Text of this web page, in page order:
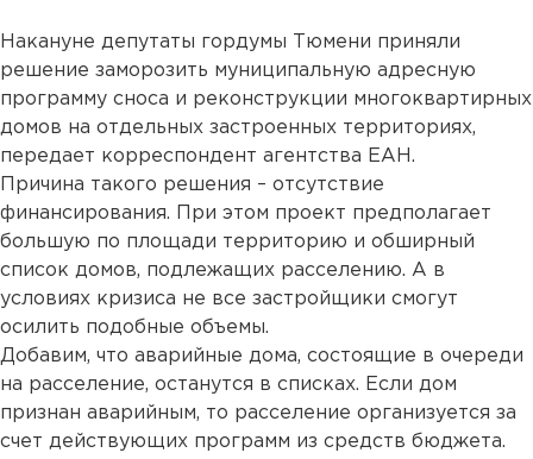
Накануне депутаты гордумы Тюмени приняли
решение заморозить муниципальную адресную
программу сноса и реконструкции многоквартирных
домов на отдельных застроенных территориях,
передает корреспондент агентства ЕАН.
Причина такого решения – отсутствие
финансирования. При этом проект предполагает
большую по площади территорию и обширный
список домов, подлежащих расселению. А в
условиях кризиса не все застройщики смогут
осилить подобные объемы.
Добавим, что аварийные дома, состоящие в очереди
на расселение, останутся в списках. Если дом
признан аварийным, то расселение организуется за
счет действующих программ из средств бюджета.